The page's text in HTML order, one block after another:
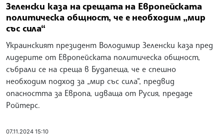
Зеленски каза на срещата на Европейската
политическа общност, че е необходим „мир
със сила“
Украинският президент Володимир Зеленски каза пред
лидерите от Европейската политическа общност,
събрали се на среща в Будапеща, че е спешно
необходим подход за „мир със сила“, предвид
опасността за Европа, идваща от Русия, предаде
Ройтерс.
07.11.2024 15:10